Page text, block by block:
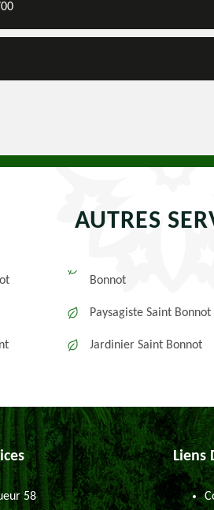
AUTRES
Bonnot
Paysagiste Saint Bonnot
Jardinier Saint Bonnot
58
Liens